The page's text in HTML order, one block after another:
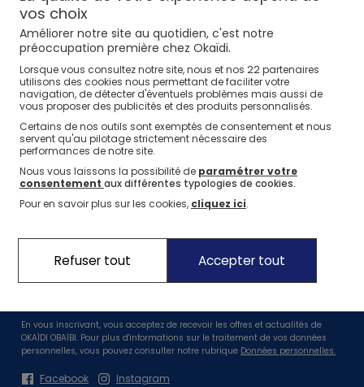
⏱️ Last days
Jusqu'à -60%*
Nos sélections
Nos conseils
Idées Cadeaux Naissance J'en profite
Nos conseils
Nos Pantalons & Leggings J'en profite
Nos conseils
Nos Pantalons J'en profite
1€* le 3ème article
sur une sélection Été
Nos sélections
Nos conseils
Nouvelle collection J'en profite
Nos sélections
Nos conseils
Nouvelle Collection J'en profite
Jeux sportifs
Nos marques
La marque Okaïdi
Nos engagements
Nos engagements pour l'environnement
Nos actions solidaires
Suivez nous
En vous inscrivant, vous acceptez de recevoir les offres et actualités de
OKAÏDI OBAÏBI. Pour plus d'informations sur le traitement de vos données
personnelles, vous pouvez consulter notre rubrique Données personnelles.
Facebook Instagram
vos choix
Améliorer notre site au quotidien, c'est notre
préoccupation première chez Okaïdi.
Lorsque vous consultez notre site, nous et nos 22partenaires
utilisons des cookies nous permettant de faciliter votre
navigation, de détecter d'éventuels problèmes mais aussi de
vous proposer des publicités et des produits personnalisés.
Certains de nos outils sont exemptés de consentement et nous
servent qu'au pilotage strictement nécessaire des
performances de notre site.
Nous vous laissons la possibilité de paramétrer votre
consentement aux différentes typologies de cookies.
Pour en savoir plus sur les cookies, cliquez ici.
Refuser tout Accepter tout